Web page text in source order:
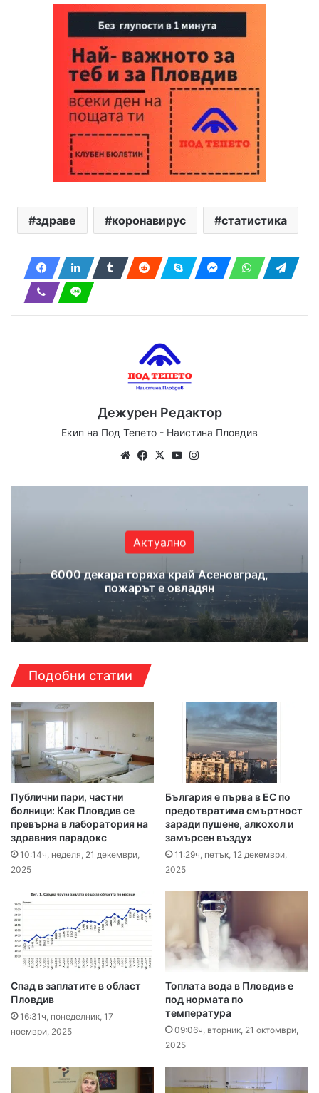
здраве коронавирус статистика
Дежурен Редактор
Екип на Под Тепето - Наистина Пловдив
WebsiteFacebook
X YouTube
Актуално
6000 декара горяха край Асеновград,
пожарът е овладян
Подобни статии
Публични пари, частни
болници: Как Пловдив се
превърна в лаборатория на
здравния парадокс
10:14ч, неделя, 21 декември,
2025
България е първа в ЕС по
предотвратима смъртност
заради пушене, алкохол и
замърсен въздух
11:29ч, петък, 12 декември,
2025
Спад в заплатите в област
Пловдив
16:31ч, понеделник, 17
ноември, 2025
Топлата вода в Пловдив е
под нормата по
температура
09:06ч, вторник, 21 октомври,
2025